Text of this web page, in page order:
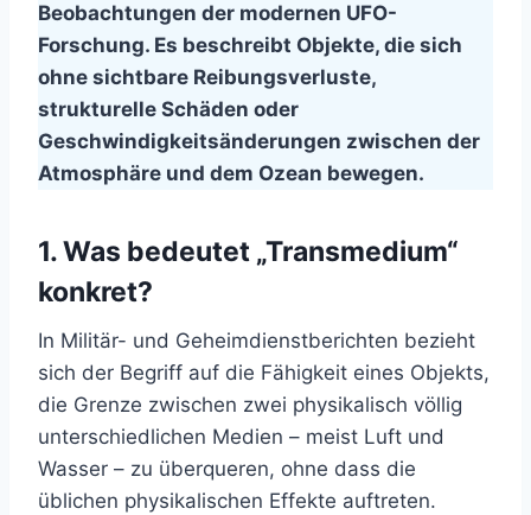
Beobachtungen der modernen UFO-
Forschung. Es beschreibt Objekte, die sich
ohne sichtbare Reibungsverluste,
strukturelle Schäden oder
Geschwindigkeitsänderungen zwischen der
Atmosphäre und dem Ozean bewegen.
1. Was bedeutet „Transmedium“
konkret?
In Militär- und Geheimdienstberichten bezieht
sich der Begriff auf die Fähigkeit eines Objekts,
die Grenze zwischen zwei physikalisch völlig
unterschiedlichen Medien – meist Luft und
Wasser – zu überqueren, ohne dass die
üblichen physikalischen Effekte auftreten.